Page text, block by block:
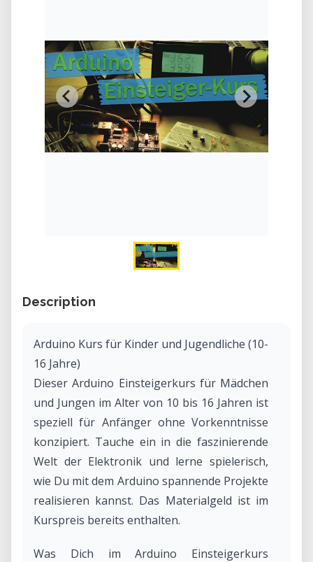
Description
Arduino Kurs für Kinder und Jugendliche (10-
16 Jahre)
Dieser Arduino Einsteigerkurs für Mädchen
und Jungen im Alter von 10 bis 16 Jahren ist
speziell für Anfänger ohne Vorkenntnisse
konzipiert. Tauche ein in die faszinierende
Welt der Elektronik und lerne spielerisch,
wie Du mit dem Arduino spannende Projekte
realisieren kannst. Das Materialgeld ist im
Kurspreis bereits enthalten.
Was Dich im Arduino Einsteigerkurs